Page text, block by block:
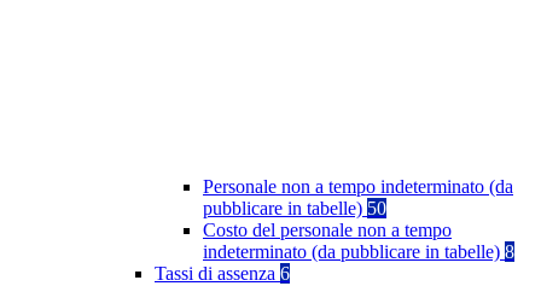
Personale non a tempo indeterminato (da
pubblicare in tabelle) 50
Costo del personale non a tempo
indeterminato (da pubblicare in tabelle) 8
Tassi di assenza 6